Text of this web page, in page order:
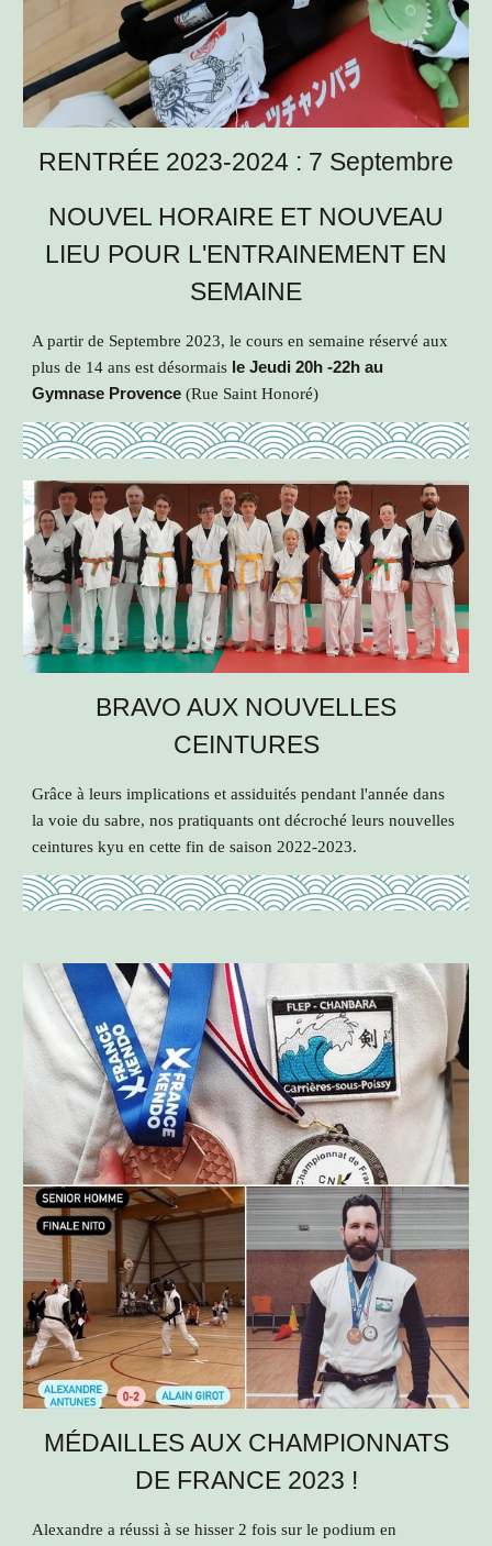
RENTRÉE 2023-2024 : 7 Septembre
NOUVEL HORAIRE ET NOUVEAU
LIEU POUR L'ENTRAINEMENT EN
SEMAINE
A partir de Septembre 2023, le cours en semaine réservé aux
plus de 14 ans est désormais le Jeudi 20h -22h au
Gymnase Provence (Rue Saint Honoré)
BRAVO AUX NOUVELLES
CEINTURES
Grâce à leurs implications et assiduités pendant l'année dans
la voie du sabre, nos pratiquants ont décroché leurs nouvelles
ceintures kyu en cette fin de saison 2022-2023.
MÉDAILLES AUX CHAMPIONNATS
DE FRANCE 2023 !
Alexandre a réussi à se hisser 2 fois sur le podium en